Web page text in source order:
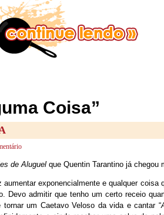
Coisa”
de Aluguel que Quentin Tarantino já chegou
exponencialmente e qualquer coisa
Devo admitir que tenho um certo receio
um Caetavo Veloso da vida e cantar “